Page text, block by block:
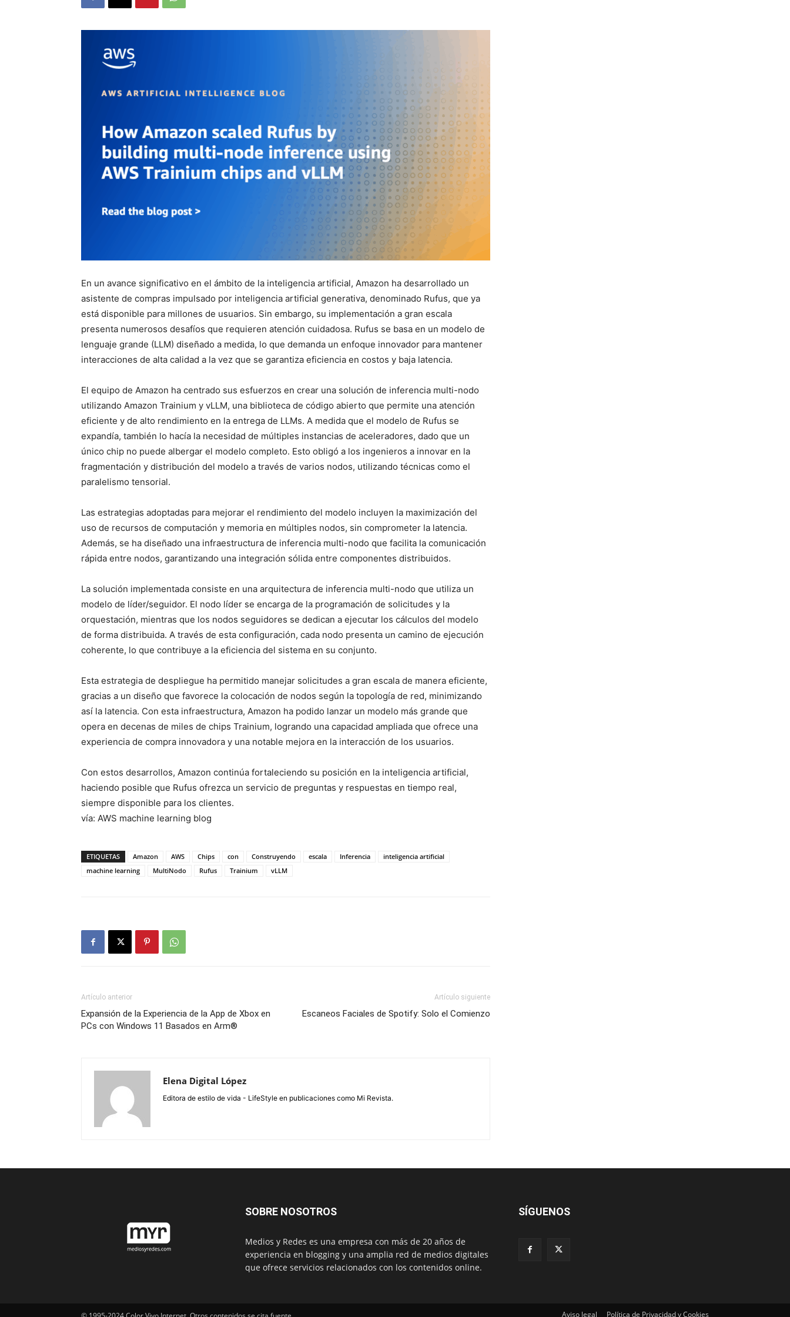
En un avance significativo en el ámbito de la inteligencia artificial, Amazon ha desarrollado un
asistente de compras impulsado por inteligencia artificial generativa, denominado Rufus, que ya
está disponible para millones de usuarios. Sin embargo, su implementación a gran escala
presenta numerosos desafíos que requieren atención cuidadosa. Rufus se basa en un modelo de
lenguaje grande (LLM) diseñado a medida, lo que demanda un enfoque innovador para mantener
interacciones de alta calidad a la vez que se garantiza eficiencia en costos y baja latencia.
El equipo de Amazon ha centrado sus esfuerzos en crear una solución de inferencia multi-nodo
utilizando Amazon Trainium y vLLM, una biblioteca de código abierto que permite una atención
eficiente y de alto rendimiento en la entrega de LLMs. A medida que el modelo de Rufus se
expandía, también lo hacía la necesidad de múltiples instancias de aceleradores, dado que un
único chip no puede albergar el modelo completo. Esto obligó a los ingenieros a innovar en la
fragmentación y distribución del modelo a través de varios nodos, utilizando técnicas como el
paralelismo tensorial.
Las estrategias adoptadas para mejorar el rendimiento del modelo incluyen la maximización del
uso de recursos de computación y memoria en múltiples nodos, sin comprometer la latencia.
Además, se ha diseñado una infraestructura de inferencia multi-nodo que facilita la comunicación
rápida entre nodos, garantizando una integración sólida entre componentes distribuidos.
La solución implementada consiste en una arquitectura de inferencia multi-nodo que utiliza un
modelo de líder/seguidor. El nodo líder se encarga de la programación de solicitudes y la
orquestación, mientras que los nodos seguidores se dedican a ejecutar los cálculos del modelo
de forma distribuida. A través de esta configuración, cada nodo presenta un camino de ejecución
coherente, lo que contribuye a la eficiencia del sistema en su conjunto.
Esta estrategia de despliegue ha permitido manejar solicitudes a gran escala de manera eficiente,
gracias a un diseño que favorece la colocación de nodos según la topología de red, minimizando
así la latencia. Con esta infraestructura, Amazon ha podido lanzar un modelo más grande que
opera en decenas de miles de chips Trainium, logrando una capacidad ampliada que ofrece una
experiencia de compra innovadora y una notable mejora en la interacción de los usuarios.
Con estos desarrollos, Amazon continúa fortaleciendo su posición en la inteligencia artificial,
haciendo posible que Rufus ofrezca un servicio de preguntas y respuestas en tiempo real,
siempre disponible para los clientes.
vía: AWS machine learning blog
ETIQUETAS Amazon AWS Chips con Construyendo escala Inferencia
inteligencia artificial
machine learning
MultiNodo Rufus Trainium vLLM
Artículo anterior
Expansión de la Experiencia de la App de Xbox en
PCs con Windows 11 Basados en Arm®
Artículo siguiente
Escaneos Faciales de Spotify: Solo el Comienzo
Elena Digital López
Editora de estilo de vida - LifeStyle en publicaciones como Mi Revista.
SOBRE NOSOTROS
Medios y Redes es una empresa con más de 20 años de
experiencia en blogging y una amplia red de medios digitales
que ofrece servicios relacionados con los contenidos online.
SÍGUENOS
Aviso legal Política de Privacidad y Cookies